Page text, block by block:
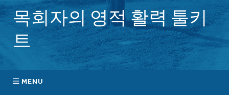
목회자의 영적 활력 툴키
트
MENU